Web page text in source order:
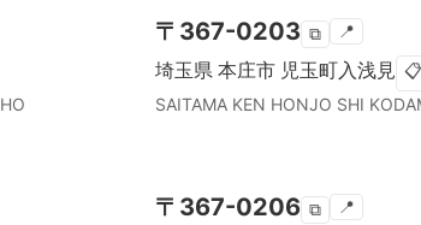
〒 367-0203 ⧉ 📍
埼玉県 本庄市 児玉町入浅見 📋
SAITAMA KEN HONJO SHI
〒 367-0206 ⧉ 📍